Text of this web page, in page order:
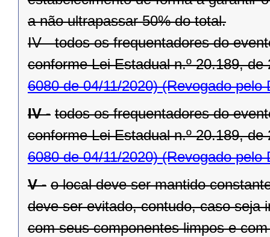
a não ultrapassar 50% do total.
IV - todos os frequentadores do
conforme Lei Estadual n.º 20.189, de
6080 de 04/11/2020)(Revogado pelo
IV - todos os frequentadores do
conforme Lei Estadual n.º 20.189, de
6080 de 04/11/2020)(Revogado pelo
V - o local deve ser mantido
deve ser evitado, contudo, caso seja
com seus componentes limpos e